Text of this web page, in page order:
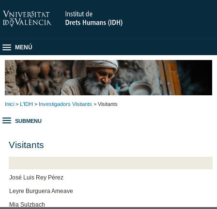
MENÚ
Inici > L'IDH > Investigadors Visitants > Visitants
SUBMENU
Visitants
José Luis Rey Pérez
Leyre Burguera Ameave
Mia Sulzbach